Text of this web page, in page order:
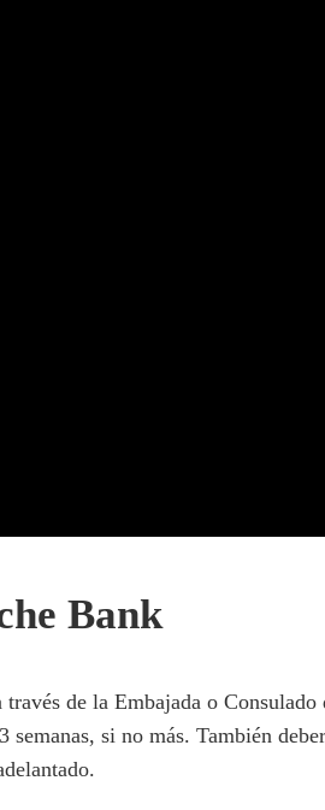
Bank
de la Embajada o
si no más. También